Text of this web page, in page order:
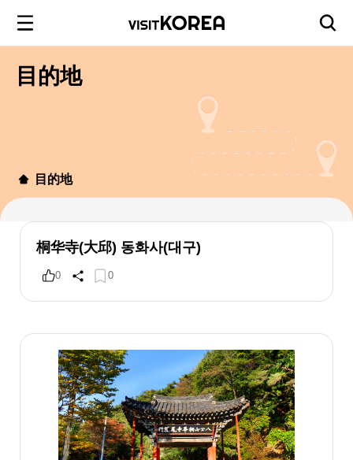
目的地
目的地
桐华寺(大邱) 동화사(대구)
0 0